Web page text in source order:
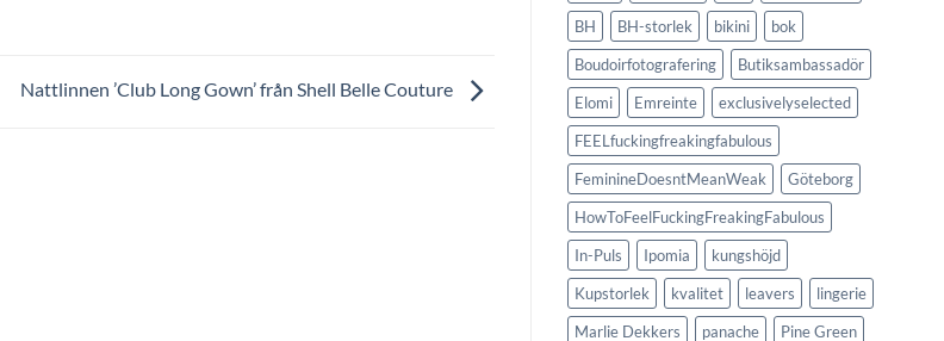
Nattlinnen ’Club Long Gown’ från Shell Belle Couture
BH
BH-storlek bikini
bok
Boudoirfotografering
Butiksambassadör
Elomi
Emreinte
exclusivelyselected
FEELfuckingfreakingfabulous
FeminineDoesntMeanWeak
Göteborg
HowToFeelFuckingFreakingFabulous
In-Puls
Ipomia
kungshöjd
Kupstorlek
kvalitet leavers
lingerie
Marlie Dekkers
panache
Pine Green